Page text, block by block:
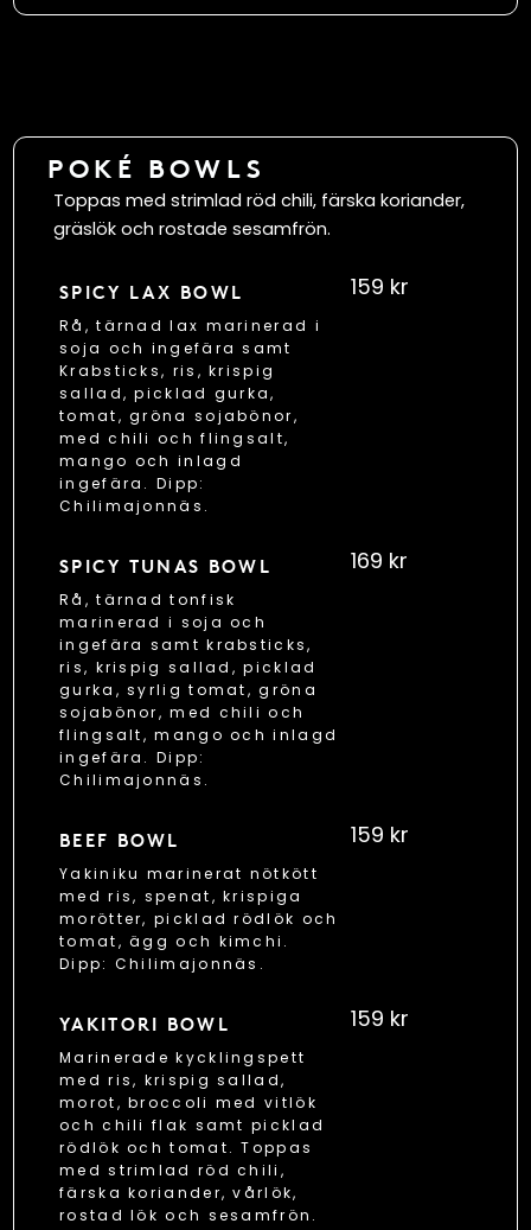
POKÉ BOWLS
Toppas med strimlad röd chili, färska koriander,
gräslök och rostade sesamfrön.
SPICY LAX BOWL
Rå, tärnad lax marinerad i
soja och ingefära samt
Krabsticks, ris, krispig
sallad, picklad gurka,
tomat, gröna sojabönor,
med chili och flingsalt,
mango och inlagd
ingefära. Dipp:
Chilimajonnäs.
159 kr
SPICY TUNAS BOWL
Rå, tärnad tonfisk
marinerad i soja och
ingefära samt krabsticks,
ris, krispig sallad, picklad
gurka, syrlig tomat, gröna
sojabönor, med chili och
flingsalt, mango och inlagd
ingefära. Dipp:
Chilimajonnäs.
169 kr
BEEF BOWL
Yakiniku marinerat nötkött
med ris, spenat, krispiga
morötter, picklad rödlök och
tomat, ägg och kimchi.
Dipp: Chilimajonnäs.
159 kr
YAKITORI BOWL
Marinerade kycklingspett
med ris, krispig sallad,
morot, broccoli med vitlök
och chili flak samt picklad
rödlök och tomat. Toppas
med strimlad röd chili,
färska koriander, vårlök,
rostad lök och sesamfrön.
159 kr